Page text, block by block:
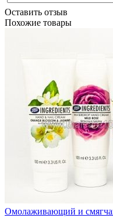
Оставить отзыв
Похожие товары
Омолаживающий и